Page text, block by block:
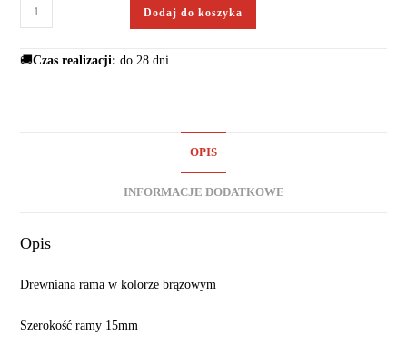
Dodaj do koszyka
🚚Czas realizacji:do 28 dni
OPIS
INFORMACJE DODATKOWE
Opis
Drewniana rama w kolorze brązowym
Szerokość ramy 15mm